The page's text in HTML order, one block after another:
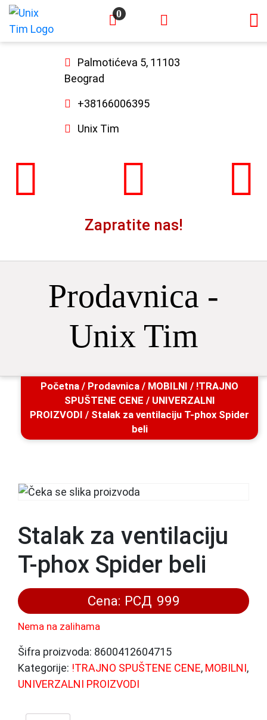
×
0
Palmotićeva 5, 11103
Beograd
+38166006395
Unix Tim
Zapratite nas!
Prodavnica -
Unix Tim
Početna / Prodavnica / MOBILNI / !TRAJNO
SPUŠTENE CENE / UNIVERZALNI
PROIZVODI / Stalak za ventilaciju T-phox Spider
beli
Stalak za ventilaciju
T-phox Spider beli
Cena: РСД 999
Nema na zalihama
Šifra proizvoda: 8600412604715
Kategorije: !TRAJNO SPUŠTENE CENE, MOBILNI,
UNIVERZALNI PROIZVODI